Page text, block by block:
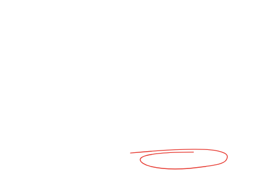
lieu… pour créer uneémotion, pour
qu’on la mémorise et qu’elle se fasse